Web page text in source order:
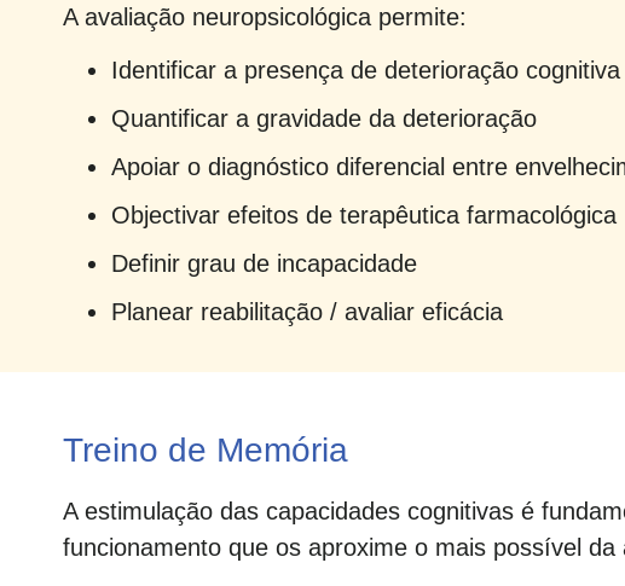
A avaliação neuropsicológica permite:
Identificar a presença de deterioração cognitiva
Quantificar a gravidade da deterioração
Apoiar o diagnóstico diferencial entre
Objectivar efeitos de terapêutica farmacológica
Definir grau de incapacidade
Planear reabilitação / avaliar eficácia
Treino de Memória
A estimulação das capacidades cognitivas é
funcionamento que os aproxime o mais possível